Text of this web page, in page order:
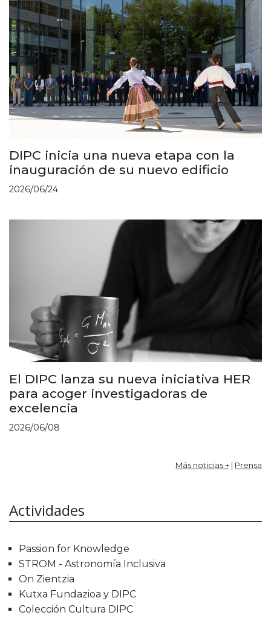
DIPC inicia una nueva etapa con la
inauguración de su nuevo edificio
2026/06/24
El DIPC lanza su nueva iniciativa HER
para acoger investigadoras de
excelencia
2026/06/08
Más noticias + | Prensa
Actividades
Passion for Knowledge
STROM - Astronomía Inclusiva
On Zientzia
Kutxa Fundazioa y DIPC
Colección Cultura DIPC